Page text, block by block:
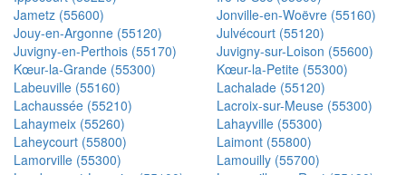
Jametz (55600)
Jonville-en-Woëvre (55160)
Jouy-en-Argonne (55120)
Julvécourt (55120)
Juvigny-en-Perthois (55170)
Juvigny-sur-Loison (55600)
Kœur-la-Grande (55300)
Kœur-la-Petite (55300)
Labeuville (55160)
Lachalade (55120)
Lachaussée (55210)
Lacroix-sur-Meuse (55300)
Lahaymeix (55260)
Lahayville (55300)
Laheycourt (55800)
Laimont (55800)
Lamorville (55300)
Lamouilly (55700)